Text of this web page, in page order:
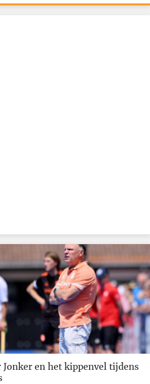
Jonker en het kippenvel tijdens